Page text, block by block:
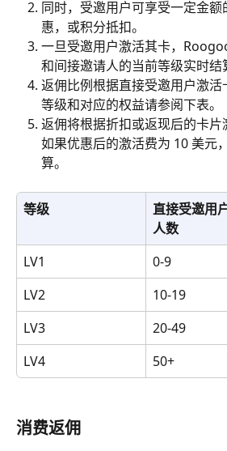
同时，受邀用户可享受一定金
惠，或积分抵扣。
一旦受邀用户激活其卡，
和间接邀请人的当前等级实时结
返佣比例根据直接受邀用户激活
等级和对应的权益请参阅下表。
返佣将根据折扣或返现后的卡片
如果优惠后的激活费为 10 美元
算。
等级
直接受邀用
人数
LV1 0-9
LV2
10-19
LV3
20-49
LV4
50+
消费返佣